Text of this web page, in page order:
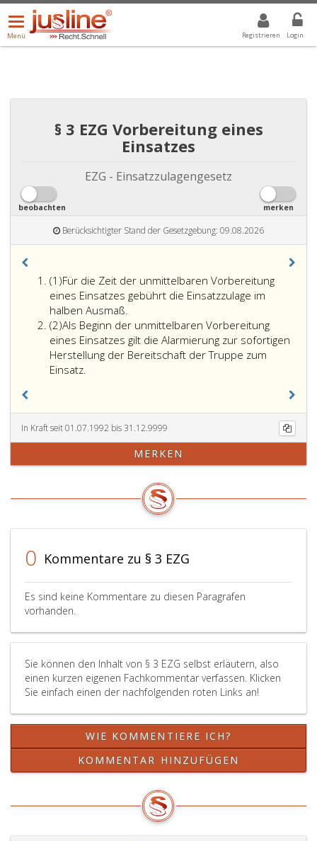
Registrieren Login
Menü
öffnen/schließen
Menü
ALLE DROPDOWN: GEWÄHLTER WERT IST ALLE
§ 3 EZG Vorbereitung eines
Einsatzes
EZG - Einsatzzulagengesetz
beobachten merken
Berücksichtigter Stand der Gesetzgebung: 09.08.2026
(1)Absatz
eins
Für die Zeit der unmittelbaren Vorbereitung
eines Einsatzes gebührt die Einsatzzulage im
halben Ausmaß.
(2)Absatz
2
Als Beginn der unmittelbaren Vorbereitung
eines Einsatzes gilt die Alarmierung zur sofortigen
Herstellung der Bereitschaft der Truppe zum
Einsatz.
In Kraft seit 01.07.1992 bis 31.12.9999
MERKEN
0 Kommentare zu § 3 EZG
Es sind keine Kommentare zu diesen Paragrafen
vorhanden.
Sie können den Inhalt von § 3 EZG selbst erläutern, also
einen kurzen eigenen Fachkommentar verfassen. Klicken
Sie einfach einen der nachfolgenden roten Links an!
WIE KOMMENTIERE ICH?
KOMMENTAR HINZUFÜGEN